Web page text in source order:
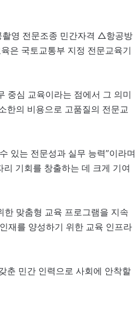
촬영 전문조종 민간자격 △항공방
은 국토교통부 지정 전문교육기
중심 교육이라는 점에서 그 의미
한의 비용으로 고품질의 전문교
있는 전문성과 실무 능력”이라며
기회를 창출하는 데 크게 기여
맞춤형 교육 프로그램을 지속
재를 양성하기 위한 교육 인프라
춘 민간 인력으로 사회에 안착할